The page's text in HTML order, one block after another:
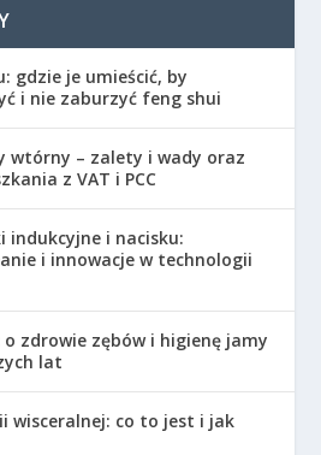
gdzie je umieścić, by
i nie zaburzyć feng shui
wtórny – zalety i wady oraz
z VAT i PCC
indukcyjne i nacisku:
i innowacje w technologii
o zdrowie zębów i higienę jamy
lat
wisceralnej: co to jest i jak